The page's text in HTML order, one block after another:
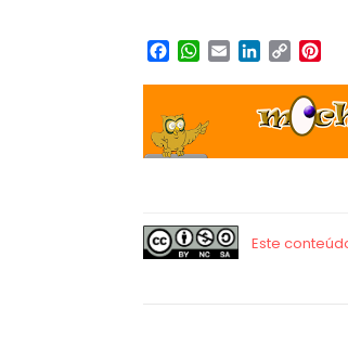
Facebook
WhatsApp
EmailLinkedIn
Copy